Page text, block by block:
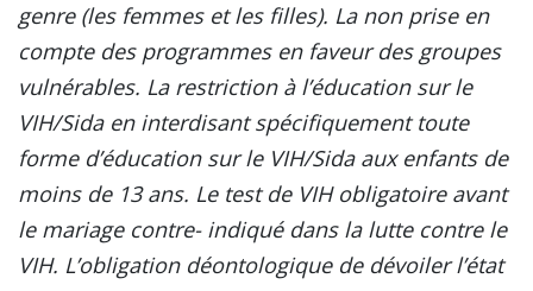
genre (les femmes et les filles). La non prise en
compte des programmes en faveur des groupes
vulnérables. La restriction à l’éducation sur le
VIH/Sida en interdisant spécifiquement toute
forme d’éducation sur le VIH/Sida aux enfants de
moins de 13 ans. Le test de VIH obligatoire avant
le mariage contre- indiqué dans la lutte contre le
VIH. L’obligation déontologique de dévoiler l’état